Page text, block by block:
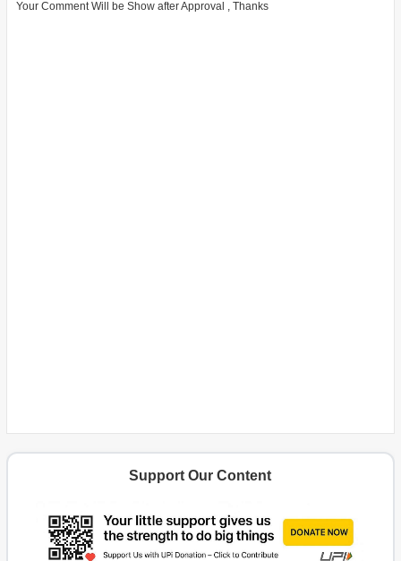
Your Comment Will be Show after Approval , Thanks
Support Our Content